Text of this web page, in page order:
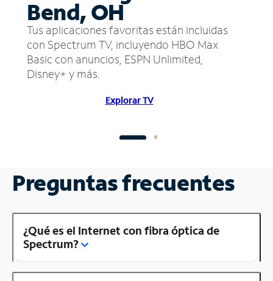
Bend, OH
Tus aplicaciones favoritas están incluidas
con Spectrum TV, incluyendo HBO Max
Basic con anuncios, ESPN Unlimited,
Disney+ y más.
Explorar TV
Preguntas frecuentes
¿Qué es el Internet con fibra óptica de
Spectrum?